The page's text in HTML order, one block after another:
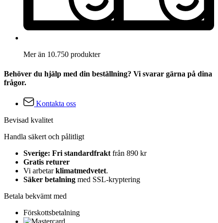
Mer än 10.750 produkter
Behöver du hjälp med din beställning? Vi svarar gärna på dina
frågor.
Kontakta oss
Bevisad kvalitet
Handla säkert och pålitligt
Sverige: Fri standardfrakt från 890 kr
Gratis returer
Vi arbetarklimatmedvetet.
Säker betalning med SSL-kryptering
Betala bekvämt med
Förskottsbetalning